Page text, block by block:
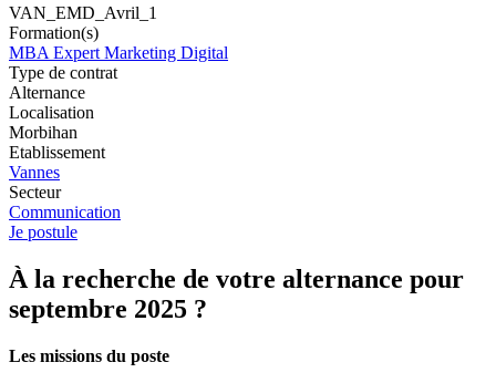
VAN_EMD_Avril_1
Formation(s)
MBA Expert Marketing Digital
Type de contrat
Alternance
Localisation
Morbihan
Etablissement
Vannes
Secteur
Communication
Je postule
À la recherche de votre alternance pour
septembre 2025 ?
Les missions du poste